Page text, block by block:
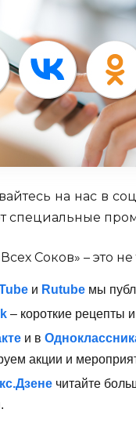
на нас в
специальные
Соков» – это
и Rutubeмы
– короткие рецепты
и в
акции и
читайте